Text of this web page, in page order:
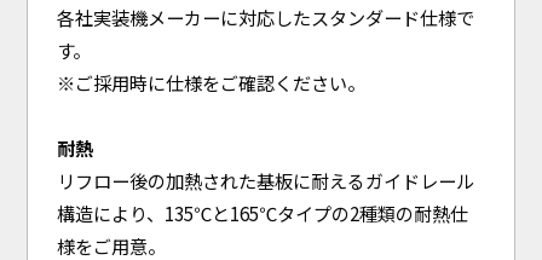
各社実装機メーカーに対応したスタンダード仕様で
す。
※ご採用時に仕様をご確認ください。
耐熱
リフロー後の加熱された基板に耐えるガイドレール
構造により、135℃と165℃タイプの2種類の耐熱仕
様をご用意。